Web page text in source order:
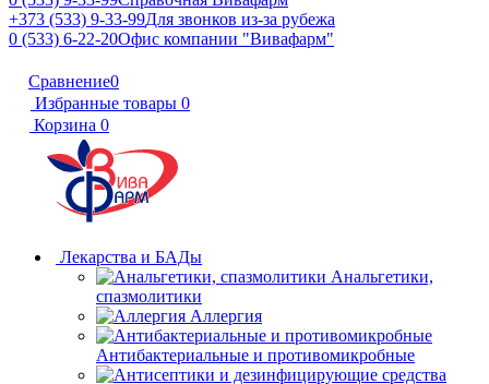
+373 (533) 9-33-99Для звонков из-за рубежа
0 (533) 6-22-20Офис компании "Вивафарм"
Сравнение0
Избранные товары 0
Корзина 0
Лекарства и БАДы
Анальгетики,
спазмолитики
Аллергия
Антибактериальные и противомикробные